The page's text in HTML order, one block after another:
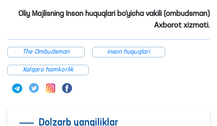
Oliy Majlisning Inson huquqlari bo‘yicha vakili (ombudsman)
Axborot xizmati.
The Ombudsman inson huquqlari
Xalqaro hamkorlik
Dolzarb yangiliklar